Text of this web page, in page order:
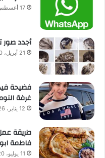
17 أغسطس، 2022
أجدد صور
21 أبريل، 2020
فضيحة
غرفة
12 يناير، 2026
طريقة
فاطمة
11 يوليو، 2020